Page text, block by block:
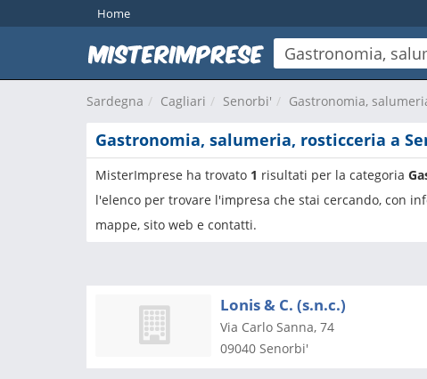
Home
Sardegna Cagliari Senorbi' Gastronomia,
Gastronomia, salumeria, rosticceria a
MisterImprese ha trovato 1 risultati per la categoria
l'elenco per trovare l'impresa che stai cercando, con
mappe, sito web e contatti.
Lonis & C. (s.n.c.)
Via Carlo Sanna, 74
09040 Senorbi'